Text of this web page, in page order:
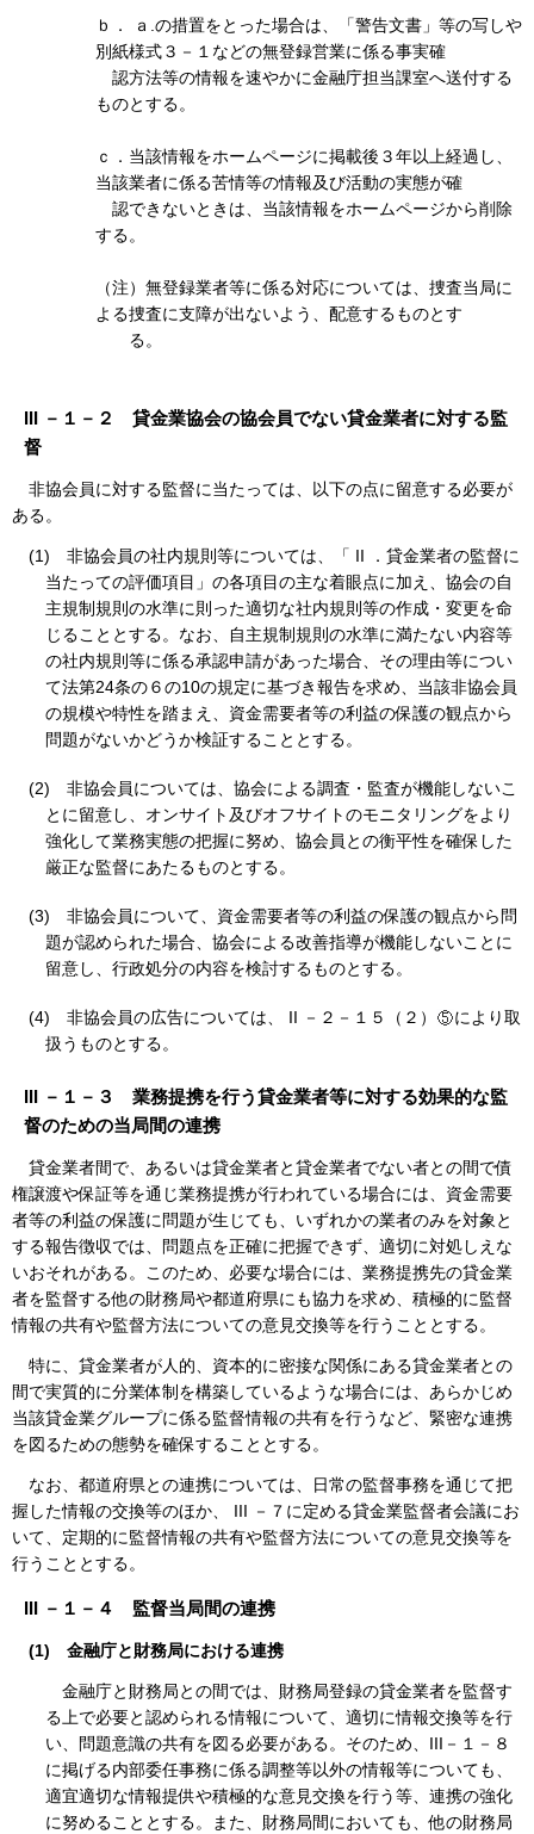
ｂ． ａ.の措置をとった場合は、「警告文書」等の写しや
別紙様式３－１などの無登録営業に係る事実確
認方法等の情報を速やかに金融庁担当課室へ送付する
ものとする。
ｃ．当該情報をホームページに掲載後３年以上経過し、
当該業者に係る苦情等の情報及び活動の実態が確
認できないときは、当該情報をホームページから削除
する。
（注）無登録業者等に係る対応については、捜査当局に
よる捜査に支障が出ないよう、配意するものとす
る。
III －１－２ 貸金業協会の協会員でない貸金業者に対する監
督
非協会員に対する監督に当たっては、以下の点に留意する必要が
ある。
(1)
非協会員の社内規則等については、「 II ．貸金業者の監督に
当たっての評価項目」の各項目の主な着眼点に加え、協会の自
主規制規則の水準に則った適切な社内規則等の作成・変更を命
じることとする。なお、自主規制規則の水準に満たない内容等
の社内規則等に係る承認申請があった場合、その理由等につい
て法第24条の６の10の規定に基づき報告を求め、当該非協会員
の規模や特性を踏まえ、資金需要者等の利益の保護の観点から
問題がないかどうか検証することとする。
(2)
非協会員については、協会による調査・監査が機能しないこ
とに留意し、オンサイト及びオフサイトのモニタリングをより
強化して業務実態の把握に努め、協会員との衡平性を確保した
厳正な監督にあたるものとする。
(3)
非協会員について、資金需要者等の利益の保護の観点から問
題が認められた場合、協会による改善指導が機能しないことに
留意し、行政処分の内容を検討するものとする。
(4) 非協会員の広告については、 II －２－１５（２）
により取
扱うものとする。
III －１－３ 業務提携を行う貸金業者等に対する効果的な監
督のための当局間の連携
貸金業者間で、あるいは貸金業者と貸金業者でない者との間で債
権譲渡や保証等を通じ業務提携が行われている場合には、資金需要
者等の利益の保護に問題が生じても、いずれかの業者のみを対象と
する報告徴収では、問題点を正確に把握できず、適切に対処しえな
いおそれがある。このため、必要な場合には、業務提携先の貸金業
者を監督する他の財務局や都道府県にも協力を求め、積極的に監督
情報の共有や監督方法についての意見交換等を行うこととする。
特に、貸金業者が人的、資本的に密接な関係にある貸金業者との
間で実質的に分業体制を構築しているような場合には、あらかじめ
当該貸金業グループに係る監督情報の共有を行うなど、緊密な連携
を図るための態勢を確保することとする。
なお、都道府県との連携については、日常の監督事務を通じて把
握した情報の交換等のほか、 III －７に定める貸金業監督者会議にお
いて、定期的に監督情報の共有や監督方法についての意見交換等を
行うこととする。
III －１－４ 監督当局間の連携
(1) 金融庁と財務局における連携
金融庁と財務局との間では、財務局登録の貸金業者を監督す
る上で必要と認められる情報について、適切に情報交換等を行
い、問題意識の共有を図る必要がある。そのため、III－１－８
に掲げる内部委任事務に係る調整等以外の情報等についても、
適宜適切な情報提供や積極的な意見交換を行う等、連携の強化
に努めることとする。また、財務局間においても、他の財務局